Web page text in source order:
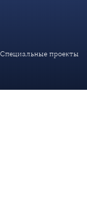
Специальные проекты